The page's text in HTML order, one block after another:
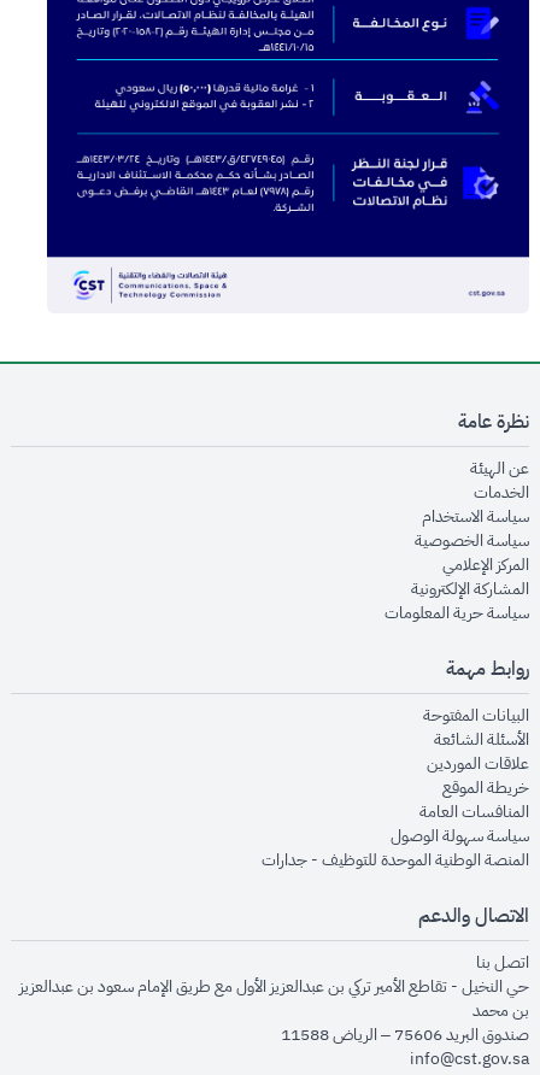
نظرة عامة
عن الهيئةopens in new window
الخدماتopens in new window
سياسة الاستخدام
سياسة الخصوصيةopens in new window
المركز الإعلاميopens in new window
المشاركة الإلكترونيةopens in new window
سياسة حرية المعلوماتopens in new window
روابط مهمة
البيانات المفتوحةopens in new window
الأسئلة الشائعةopens in new window
علاقات الموردينopens in new window
خريطة الموقعopens in new window
المنافسات العامةopens in new window
سياسة سهولة الوصولopens in new window
المنصة الوطنية الموحدة للتوظيف - جداراتopens in new window
الاتصال والدعم
اتصل بنا
حي النخيل - تقاطع الأمير تركي بن عبدالعزيز الأول مع طريق الإمام سعود بن عبدالعزيز
بن محمد
صندوق البريد 75606 – الرياض 11588
info@cst.gov.sa